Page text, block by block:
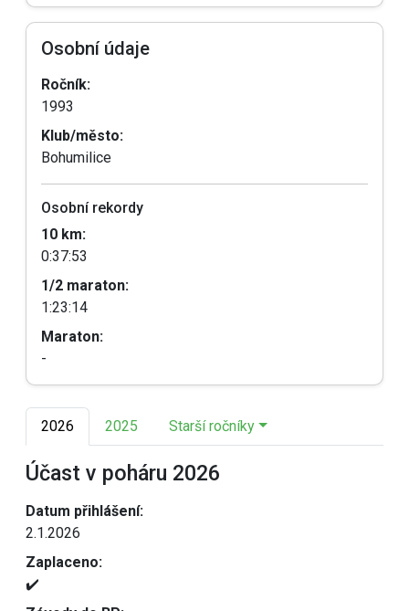
Osobní údaje
Ročník:
1993
Klub/město:
Bohumilice
Osobní rekordy
10 km:
0:37:53
1/2 maraton:
1:23:14
Maraton:
-
2026 2025 Starší ročníky
Účast v poháru 2026
Datum přihlášení:
2.1.2026
Zaplaceno:
✔️